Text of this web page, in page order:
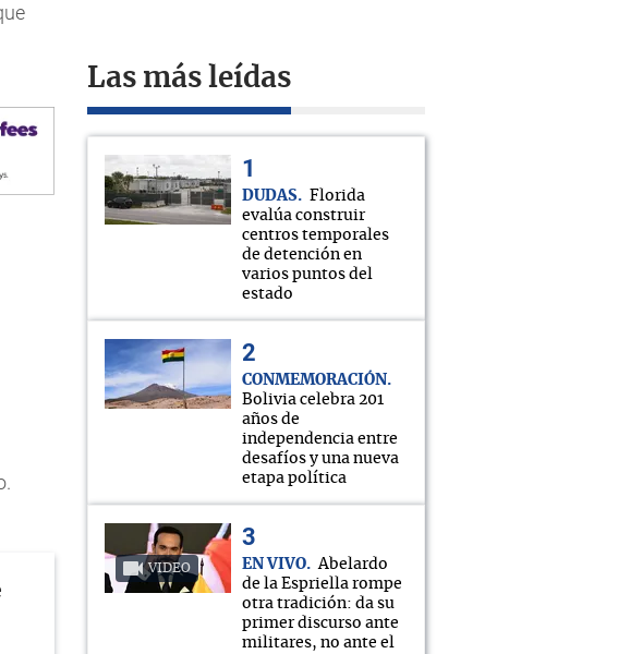
Las más leídas
DUDAS
Florida
evalúa construir
centros temporales
de detención en
varios puntos del
estado
CONMEMORACIÓN
Bolivia celebra 201
años de
independencia entre
desafíos y una nueva
etapa política
VIDEO EN VIVO
Abelardo
de la Espriella rompe
otra tradición: da su
primer discurso ante
militares, no ante el